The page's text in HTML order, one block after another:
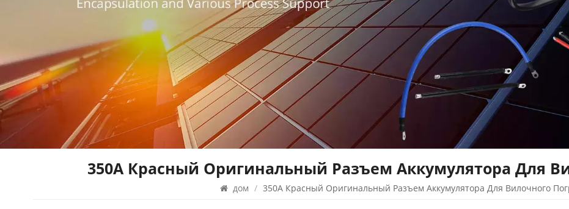
350A Красный Оригинальный Разъем Аккумулятора Для
дом / 350A Красный Оригинальный Разъем Аккумулятора Для Вилочного